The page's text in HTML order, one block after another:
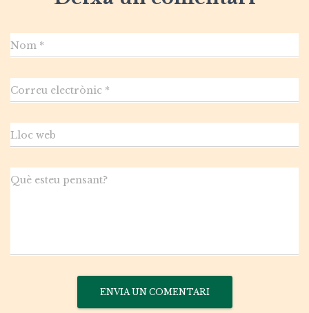
Nom *
Correu electrònic *
Lloc web
Què esteu pensant?